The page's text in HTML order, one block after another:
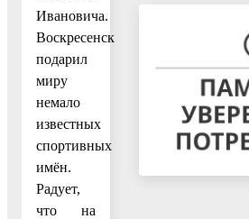
Ивановича.
Воскресенск
подарил
миру
немало
известных
спортивных
имён.
Радует,
что на